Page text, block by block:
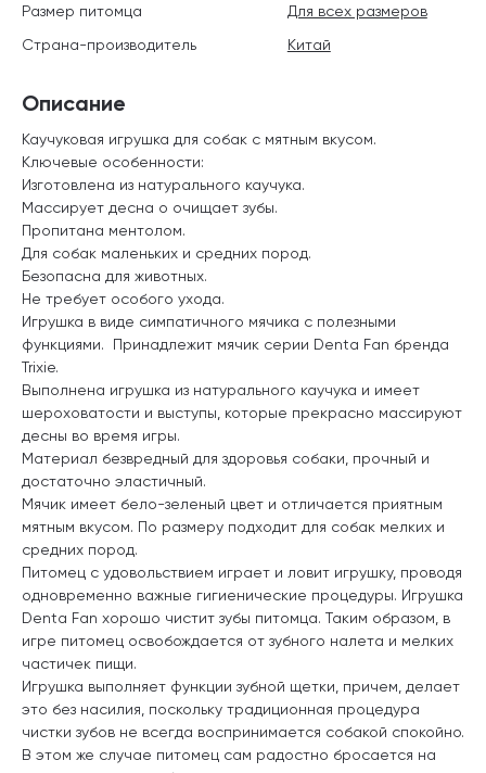
Описание
Каучуковая игрушка для собак с мятным вкусом.
Ключевые особенности:
Изготовлена из натурального каучука.
Массирует десна о очищает зубы.
Пропитана ментолом.
Для собак маленьких и средних пород.
Безопасна для животных.
Не требует особого ухода.
Игрушка в виде симпатичного мячика с полезными
функциями. Принадлежит мячик серии Denta Fan бренда
Trixie.
Выполнена игрушка из натурального каучука и имеет
шероховатости и выступы, которые прекрасно массируют
десны во время игры.
Материал безвредный для здоровья собаки, прочный и
достаточно эластичный.
Мячик имеет бело-зеленый цвет и отличается приятным
мятным вкусом. По размеру подходит для собак мелких и
средних пород.
Питомец с удовольствием играет и ловит игрушку, проводя
одновременно важные гигиенические процедуры. Игрушка
Denta Fan хорошо чистит зубы питомца. Таким образом, в
игре питомец освобождается от зубного налета и мелких
частичек пищи.
Игрушка выполняет функции зубной щетки, причем, делает
это без насилия, поскольку традиционная процедура
чистки зубов не всегда воспринимается собакой спокойно.
В этом же случае питомец сам радостно бросается на
Размер питомца
Для всех размеров
Страна-производитель
Китай